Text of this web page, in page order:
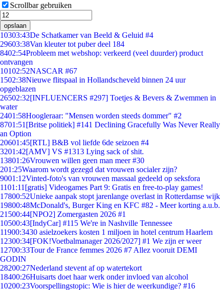
Scrollbar gebruiken
opslaan
10303:43De Schatkamer van Beeld & Geluid #4
29603:38Van kleuter tot puber deel 184
8402:54Probleem met webshop: verkeerd (veel duurder) product
ontvangen
10102:52NASCAR #67
1502:38Nieuwe flitspaal in Hollandscheveld binnen 24 uur
opgeblazen
26502:32[INFLUENCERS #297] Toetjes & Bevers & Zwemmen in
water
2401:58Hoogleraar: "Mensen worden steeds dommer" #2
8701:51 [Britse politiek] #141 Declining Gracefully Was Never Really
an Option
20601:45[RTL] B&B vol liefde 6de seizoen #4
3201:42[AMV] VS #1313 Lying sack of shit.
13801:26Vrouwen willen geen man meer #30
201:25Waarom wordt gezegd dat vrouwen socialer zijn?
9001:12Vinted-foto's van vrouwen massaal gedeeld op seksfora
1101:11 [gratis] Videogames Part 9: Gratis en free-to-play games!
17800:52Unieke aanpak stopt jarenlange overlast in Rotterdamse wijk
19800:48McDonald's, Burger King en KFC #82 - Meer korting a.u.b.
21500:44[NPO2] Zomergasten 2026 #1
10500:43[IndyCar] #115 We're in Nashville Tennessee
11900:3430 asielzoekers kosten 1 miljoen in hotel centrum Haarlem
12300:34[FOK!Voetbalmanager 2026/2027] #1 We zijn er weer
12700:33Tour de France femmes 2026 #7 Allez vooruit DEMI
GODIN
28200:27Nederland stevent af op watertekort
18400:26Huisarts doet haar werk onder invloed van alcohol
10200:23Voorspellingstopic: Wie is hier de weerkundige? #16